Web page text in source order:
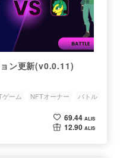
ン更新(v0.0.11)
ゲーム NFTオーナー バトル
69.44 ALIS
12.90 ALIS